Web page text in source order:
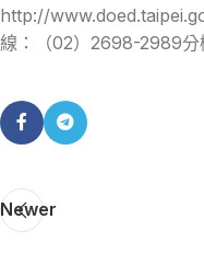
http://
線：（02）2698-2989分
Newer